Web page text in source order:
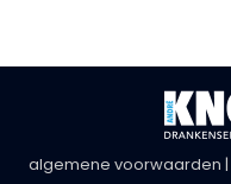
algemene voorwaarden |